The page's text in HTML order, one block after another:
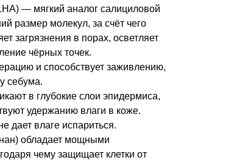
— мягкий аналог салициловой
размер молекул, за счёт чего
загрязнения в порах, осветляет
чёрных точек.
и способствует заживлению,
себума.
в глубокие слои эпидермиса,
удержанию влаги в коже.
дает влаге испариться.
обладает мощными
чему защищает клетки от